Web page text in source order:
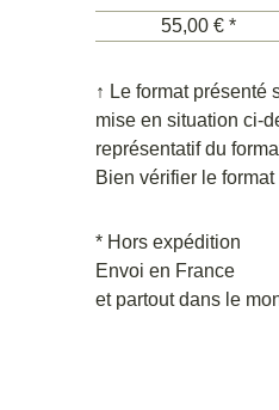
55,00 € *
↑ Le format présenté
mise en situation ci-
représentatif du
Bien vérifier le format
* Hors expédition
Envoi en France
et partout dans le